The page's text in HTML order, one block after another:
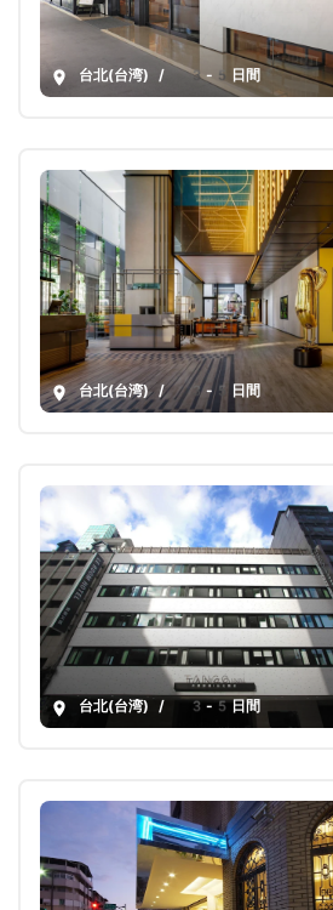
台北(台湾) / 3-5日間
台北(台湾) / 3-5日間
台北(台湾) / 3-5日間